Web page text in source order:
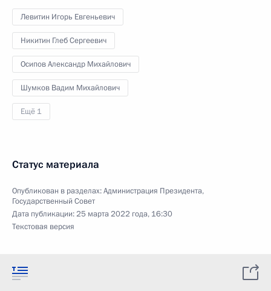
Левитин Игорь Евгеньевич
Никитин Глеб Сергеевич
Осипов Александр Михайлович
Шумков Вадим Михайлович
Ещё 1
Статус материала
Опубликован в разделах:Администрация Президента,
Государственный Совет
Дата публикации:25 марта 2022 года, 16:30
Текстовая версия